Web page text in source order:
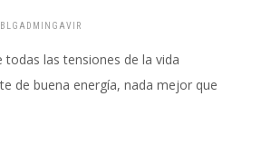
BLGADMINGAVIR
todas las tensiones de la vida
de buena energía, nada mejor que